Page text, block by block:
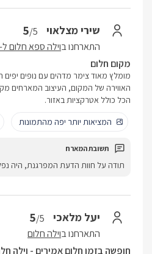
שירי מצלאוי 5/5
התארחנו בוילה ספא חלום ל-2 זוגות
מקום חלום
מומלץ מאוד צימר מדהים עם נופים
האווירה של המקום, העיצוב המארחים
הכל כולל אטרקציות באזור.
המציאות יותר יפה מהתמונות
תודה על חוות הדעת המפרגנת, היה
יעל מלאכי 5/5
התארחנו בוילה חלום
חופשה בזמן חלום אמירים - וילה